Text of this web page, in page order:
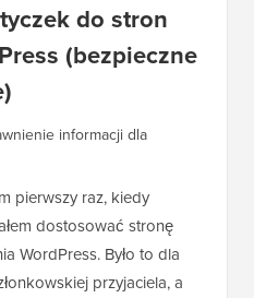
do stron
(bezpieczne
informacji dla
pierwszy raz, kiedy
dostosować stronę
WordPress. Było to dla
przyjaciela, a